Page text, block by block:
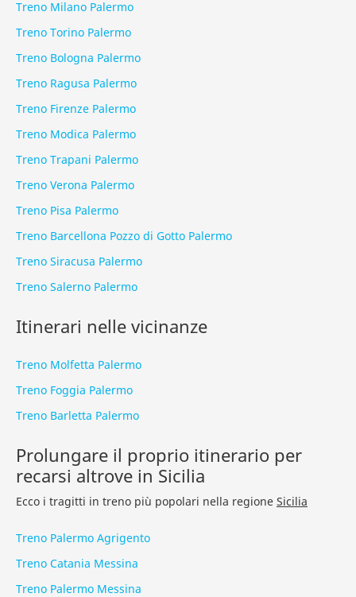
Treno Milano Palermo
Treno Torino Palermo
Treno Bologna Palermo
Treno Ragusa Palermo
Treno Firenze Palermo
Treno Modica Palermo
Treno Trapani Palermo
Treno Verona Palermo
Treno Pisa Palermo
Treno Barcellona Pozzo di Gotto Palermo
Treno Siracusa Palermo
Treno Salerno Palermo
Itinerari nelle vicinanze
Treno Molfetta Palermo
Treno Foggia Palermo
Treno Barletta Palermo
Prolungare il proprio itinerario per
recarsi altrove in Sicilia
Ecco i tragitti in treno più popolari nella regione Sicilia
Treno Palermo Agrigento
Treno Catania Messina
Treno Palermo Messina